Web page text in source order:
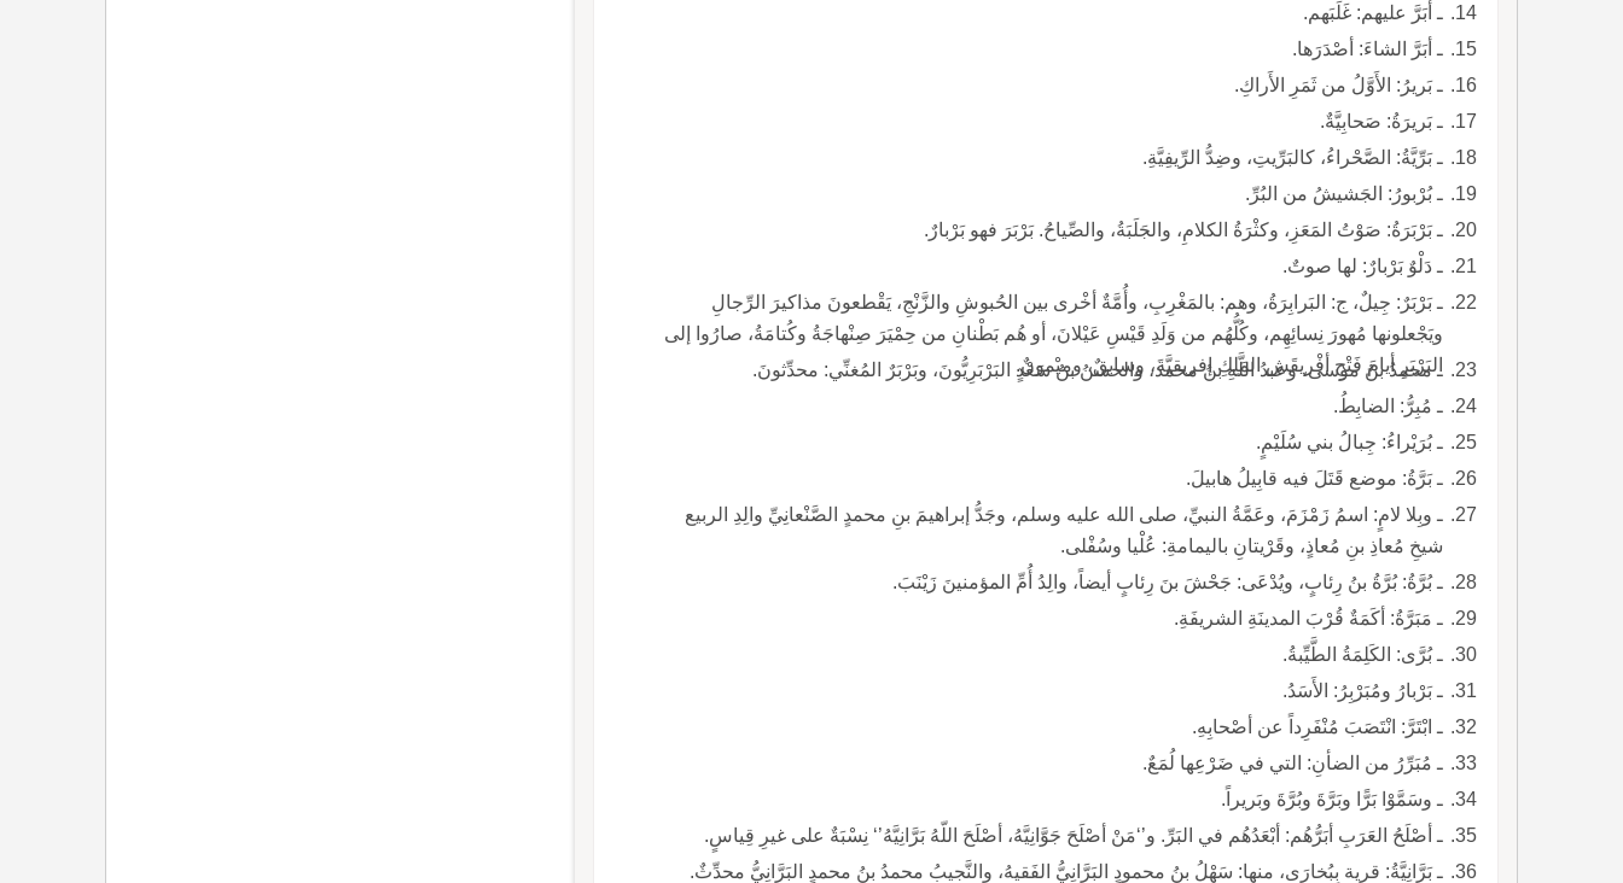
ـ أبَرَّ عليهم: غَلَبَهم.
ـ أبَرَّ الشاءَ: أصْدَرَها.
ـ بَريرُ: الأَوَّلُ من ثَمَرِ الأَراكِ.
ـ بَريرَةُ: صَحابِيَّةٌ.
ـ بَرِّيَّةُ: الصَّحْراءُ، كالبَرِّيتِ، وضِدُّ الرِّيفِيَّةِ.
ـ بُرْبورُ: الجَشيشُ من البُرِّ.
ـ بَرْبَرَةُ: صَوْتُ المَعَزِ، وكثْرَةُ الكلامِ، والجَلَبَةُ، والصِّياحُ. بَرْبَرَ فهو بَرْبارٌ.
ـ دَلْوٌ بَرْبارٌ: لها صوتٌ.
ـ بَرْبَرٌ: جِيلٌ، ج: البَرابِرَةُ، وهم: بالمَغْرِبِ، وأُمَّةٌ أخْرى بين الحُبوشِ والزَّنْجِ، يَقْطعونَ مذاكيرَ الرِّجالِ
ويَجْعلونها مُهورَ نِسائِهِم، وكُلُّهُم من وَلَدِ قَيْسِ عَيْلانَ، أو هُم بَطْنانِ من حِمْيَرَ صِنْهاجَةُ وكُتامَةُ، صارُوا إلى
البَرْبَرِ أيامَ فَتْحِ أفْريقَش المَلِكِ إفريقيَّةَ، وسابقٌ، وميْمونٌ.
ـ محمدُ بنُ موسى، وعبدُ اللَّهِ بنُ محمد، والحسنُ بنُ سَعْدٍ البَرْبَرِيُّونَ، وبَرْبَرٌ المُغنِّي: محدِّثونَ.
ـ مُبِرُّ: الضابِطُ.
ـ بُرَيْراءُ: جِبالُ بني سُلَيْمٍ.
ـ بَرَّةُ: موضع قَتَلَ فيه قابِيلُ هابيلَ.
ـ وبِلا لامٍ: اسمُ زَمْزَمَ، وعَمَّةُ النبيِّ، صلى الله عليه وسلم، وجَدُّ إبراهيمَ بنِ محمدٍ الصَّنْعانِيِّ والِدِ الربيع
شيخِ مُعاذِ بنِ مُعاذٍ، وقَرْيتانِ باليمامةِ: عُلْيا وسُفْلى.
ـ بُرَّةُ: بُرَّةُ بنُ رِئابٍ، ويُدْعَى: جَحْشَ بنَ رِئابٍ أيضاً، والِدُ أُمِّ المؤمنينَ زَيْنَبَ.
ـ مَبَرَّةُ: أكَمَةٌ قُرْبَ المدينَةِ الشريفَةِ.
ـ بُرَّى: الكَلِمَةُ الطَّيِّبةُ.
ـ بَرْبارُ ومُبَرْبِرُ: الأَسَدُ.
ـ ابْتَرَّ: انْتَصَبَ مُنْفَرِداً عن أصْحابِهِ.
ـ مُبَرِّرُ من الضأنِ: التي في ضَرْعِها لُمَعٌ.
ـ وسَمَّوْا بَرًّا وبَرَّةَ وبُرَّةَ وبَريراً.
ـ أصْلَحُ العَرَبِ أبَرُّهُم: أبْعَدُهُم في البَرِّ. و’‘مَنْ أصْلَحَ جَوَّانِيَّهُ، أصْلَحَ اللّهُ بَرَّانِيَّهُ’‘ نِسْبَةٌ على غيرِ قِياسٍ.
ـ بَرَّانِيَّةُ: قرية بِبُخارَى، منها: سَهْلُ بنُ محمودٍ البَرَّانِيُّ الفَقيهُ، والنَّجيبُ محمدُ بنُ محمدٍ البَرَّانِيُّ محدِّثٌ.